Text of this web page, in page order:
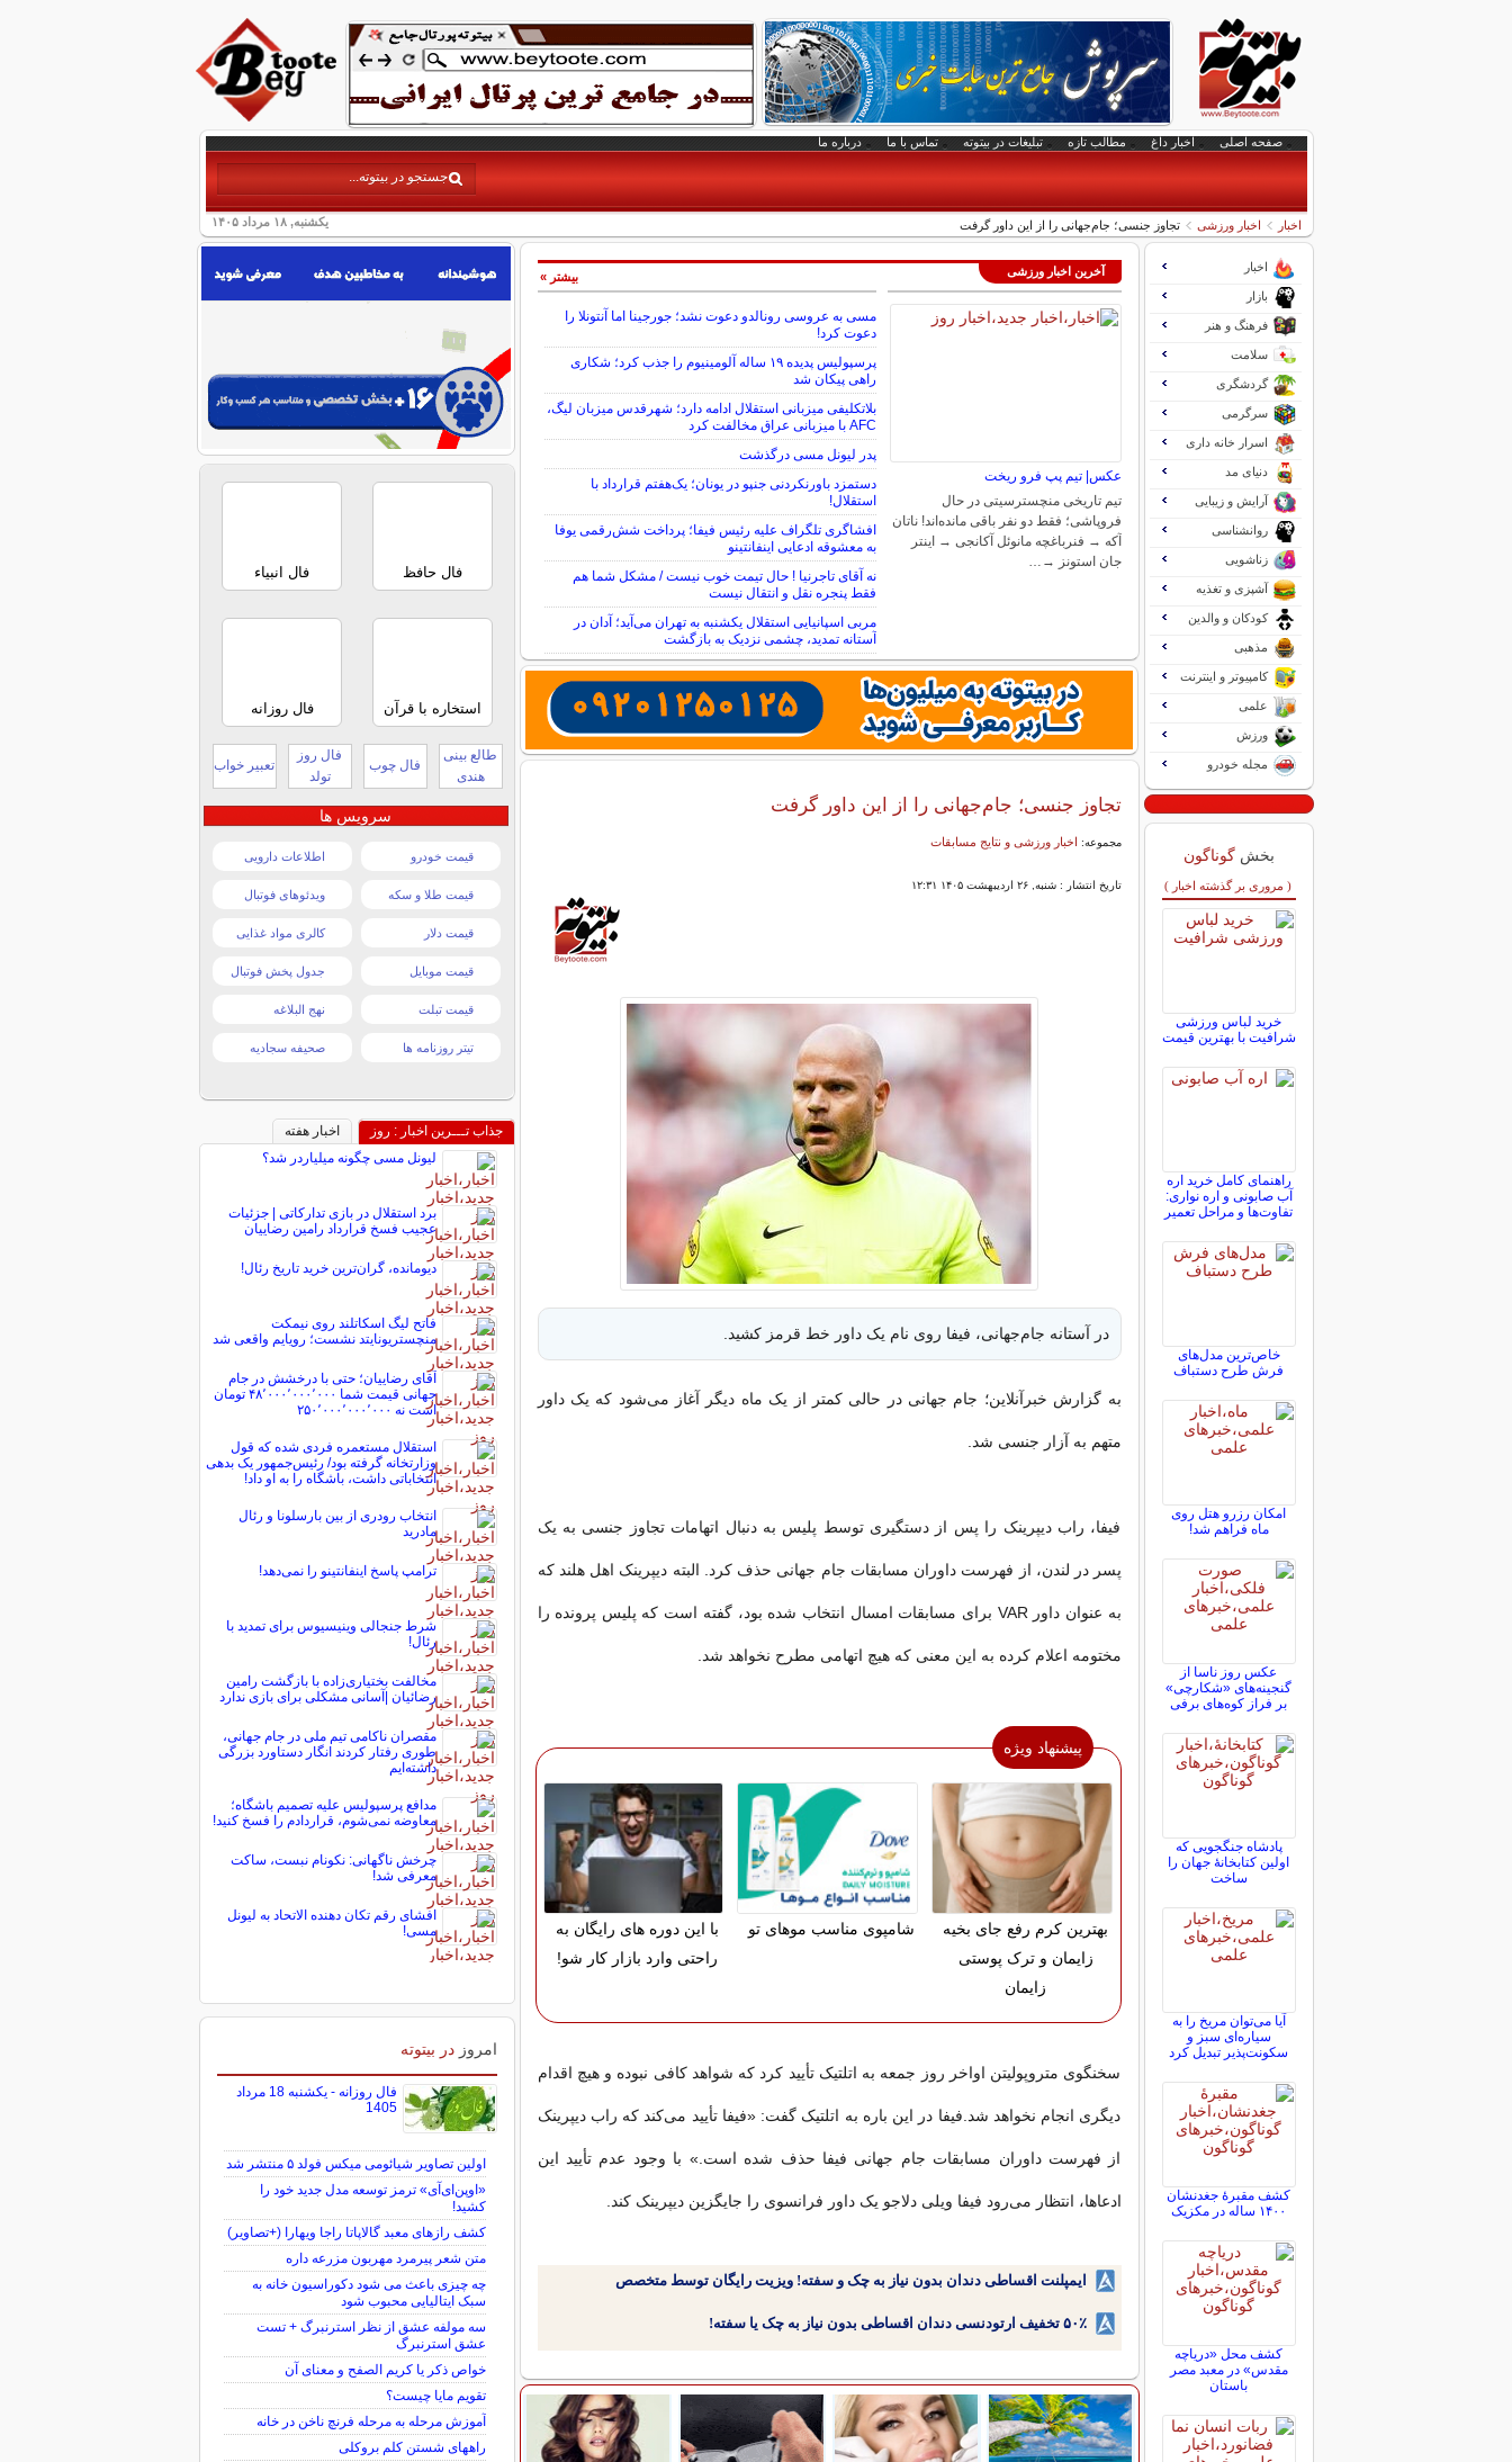
صفحه اصلی اخبار داغ مطالب تازه تبلیغات در بیتوته تماس با ما درباره ما
یکشنبه, ۱۸ مرداد ۱۴۰۵ اخبار اخبار ورزشی تجاوز جنسی؛ جام‌جهانی را از این داور گرفت
آخرین اخبار ورزشی
عکس| تیم پپ فرو ریخت
تیم تاریخی منچسترسیتی در حال
فروپاشی؛ فقط دو نفر باقی مانده‌اند! ناتان
آکه → فنرباغچه مانوئل آکانجی → اینتر
جان استونز →…
مسی به عروسی رونالدو دعوت نشد؛ جورجینا اما آنتونلا را
دعوت کرد!
پرسپولیس پدیده ۱۹ ساله آلومینیوم را جذب کرد؛ شکاری
راهی پیکان شد
بلاتکلیفی میزبانی استقلال ادامه دارد؛ شهرقدس میزبان لیگ،
AFC با میزبانی عراق مخالفت کرد
پدر لیونل مسی درگذشت
دستمزد باورنکردنی جنپو در یونان؛ یک‌هفتم قرارداد با
استقلال!
افشاگری تلگراف علیه رئیس فیفا؛ پرداخت شش‌رقمی یوفا
به معشوقه ادعایی اینفانتینو
نه آقای تاجرنیا ! حال تیمت خوب نیست / مشکل شما هم
فقط پنجره نقل و انتقال نیست
مربی اسپانیایی استقلال یکشنبه به تهران می‌آید؛ آدان در
آستانه تمدید، چشمی نزدیک به بازگشت
بیشتر »
تجاوز جنسی؛ جام‌جهانی را از این داور گرفت
مجموعه: اخبار ورزشی و نتایج مسابقات
تاریخ انتشار : شنبه, ۲۶ اردیبهشت ۱۴۰۵ ۱۲:۳۱
در آستانه جام‌جهانی، فیفا روی نام یک داور خط قرمز کشید.
به گزارش خبرآنلاین؛ جام جهانی در حالی کمتر از یک ماه دیگر آغاز می‌شود که یک داور
متهم به آزار جنسی شد.
فیفا، راب دیپرینک را پس از دستگیری توسط پلیس به دنبال اتهامات تجاوز جنسی به یک
پسر در لندن، از فهرست داوران مسابقات جام جهانی حذف کرد. البته دیپرینک اهل هلند که
به عنوان داور VAR برای مسابقات امسال انتخاب شده بود، گفته است که پلیس پرونده را
مختومه اعلام کرده به این معنی که هیچ اتهامی مطرح نخواهد شد.
پیشنهاد ویژه
بهترین کرم رفع جای بخیه
زایمان و ترک پوستی
زایمان
شامپوی مناسب موهای تو
با این دوره های رایگان به
راحتی وارد بازار کار شو!
سخنگوی متروپولیتن اواخر روز جمعه به اتلتیک تأیید کرد که شواهد کافی نبوده و هیچ اقدام
دیگری انجام نخواهد شد.فیفا در این باره به اتلتیک گفت: «فیفا تأیید می‌کند که راب دیپرینک
از فهرست داوران مسابقات جام جهانی فیفا حذف شده است.» با وجود عدم تأیید این
ادعاها، انتظار می‌رود فیفا ویلی دلاجو یک داور فرانسوی را جایگزین دیپرینک کند.
ایمپلنت اقساطی دندان بدون نیاز به چک و سفته! ویزیت رایگان توسط متخصص
۵۰٪ تخفیف ارتودنسی دندان اقساطی بدون نیاز به چک یا سفته!
اخبار
بازار
فرهنگ و هنر
سلامت
گردشگری
سرگرمی
اسرار خانه داری
دنیای مد
آرایش و زیبایی
روانشناسی
زناشویی
آشپزی و تغذیه
کودکان و والدین
مذهبی
کامپیوتر و اینترنت
علمی
ورزش
مجله خودرو
بخش گوناگون
( مروری بر گذشته اخبار )
خرید لباس ورزشی
شرافیت با بهترین قیمت
راهنمای کامل خرید اره
آب صابونی و اره نواری:
تفاوت‌ها و مراحل تعمیر
خاص‌ترین مدل‌های
فرش طرح دستباف
امکان رزرو هتل روی
ماه فراهم شد!
عکس روز ناسا از
گنجینه‌های «شکارچی»
بر فراز کوه‌های برفی
پادشاه جنگجویی که
اولین کتابخانۀ جهان را
ساخت
آیا می‌توان مریخ را به
سیاره‌ای سبز و
سکونت‌پذیر تبدیل کرد
کشف مقبرۀ جغدنشان
۱۴۰۰ ساله در مکزیک
کشف محل «دریاچه
مقدس» در معبد مصر
باستان
فال حافظ فال انبیاء
استخاره با قرآن فال روزانه
طالع بینی
هندی
فال چوب
فال روز
تولد
تعبیر خواب
سرویس ها
قیمت خودرو اطلاعات دارویی
قیمت طلا و سکه ویدئوهای فوتبال
قیمت دلار کالری مواد غذایی
قیمت موبایل جدول پخش فوتبال
قیمت تبلت نهج البلاغه
تیتر روزنامه ها صحیفه سجادیه
جذاب تـــرین اخبار : روز
اخبار هفته
لیونل مسی چگونه میلیاردر شد؟
برد استقلال در بازی تدارکاتی | جزئیات
عجیب فسخ قرارداد رامین رضاییان
دیومانده، گران‌ترین خرید تاریخ رئال!
فاتح لیگ اسکاتلند روی نیمکت
منچستریونایتد نشست؛ رویایم واقعی شد
آقای رضاییان؛ حتی با درخشش در جام
جهانی قیمت شما ۴۸٬۰۰۰٬۰۰۰٬۰۰۰ تومان
است نه ۲۵۰٬۰۰۰٬۰۰۰٬۰۰۰
استقلال مستعمره فردی شده که قول
وزارتخانه گرفته بود/ رئیس‌جمهور یک بدهی
انتخاباتی داشت، باشگاه را به او داد!
انتخاب رودری از بین بارسلونا و رئال
مادرید
ترامپ پاسخ اینفانتینو را نمی‌دهد!
شرط جنجالی وینیسیوس برای تمدید با
رئال!
مخالفت بختیاری‌زاده با بازگشت رامین
رضائیان |آسانی مشکلی برای بازی ندارد
مقصران ناکامی تیم ملی در جام جهانی،
طوری رفتار کردند انگار دستاورد بزرگی
داشته‌ایم
مدافع پرسپولیس علیه تصمیم باشگاه؛
معاوضه نمی‌شوم، قراردادم را فسخ کنید!
چرخش ناگهانی: نکونام نبست، ساکت
معرفی شد!
افشای رقم تکان دهنده الاتحاد به لیونل
مسی!
امروز در بیتوته
فال روزانه - یکشنبه 18 مرداد
1405
اولین تصاویر شیائومی میکس فولد ۵ منتشر شد
«اوپن‌ای‌آی» ترمز توسعه مدل جدید خود را
کشید!
کشف رازهای معبد گالاپاتا راجا ویهارا (+تصاویر)
متن شعر پیرمرد مهربون مزرعه داره
چه چیزی باعث می شود دکوراسیون خانه به
سبک ایتالیایی محبوب شود
سه مولفه عشق از نظر استرنبرگ + تست
عشق استرنبرگ
خواص ذکر یا کریم الصفح و معنای آن
تقویم مایا چیست؟
آموزش مرحله به مرحله فرنچ ناخن در خانه
راههای شستن کلم بروکلی